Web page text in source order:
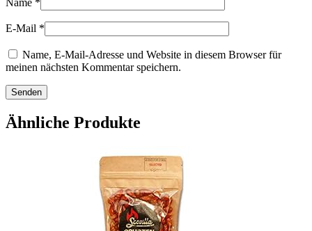
E-Mail *
Name, E-Mail-Adresse und Website in diesem Browser für
meinen nächsten Kommentar speichern.
Ähnliche Produkte